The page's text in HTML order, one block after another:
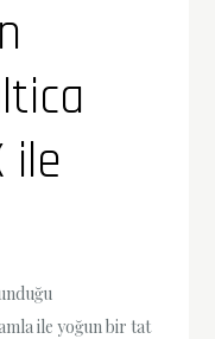
ile
ile yoğun bir tat